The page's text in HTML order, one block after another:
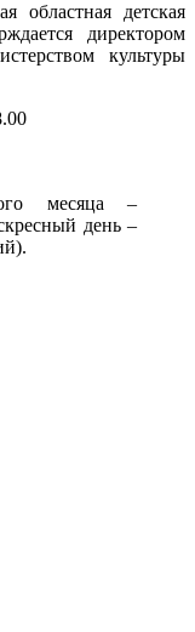
областная детская
директором
культуры
месяца –
день –